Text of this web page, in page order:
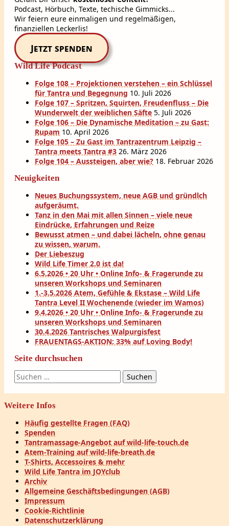
Podcast, Hörbuch, Texte, techische Gimmicks...
Wir feiern eure einmaligen und regelmäßigen,
finanziellen Leckerlis!
Jetzt spenden
Wild Life Podcast
Folge 108 – Projektionen verstehen – ein Schlüssel
für Tantra und Begegnung 10. Juli 2026
Folge 107 – Spritzen, Squirten, Freudenfluss – Die
Wunderwelt der weiblichen Säfte 5. Juli 2026
Folge 106 – Die Dynamische Meditation – zu Gast:
Rupam 10. April 2026
Folge 105 – Zu Gast im Tantrazentrum Leipzig –
Tantra meets Tantra #3 26. März 2026
Folge 104 – Aussteigen, aber wie? 18. Februar 2026
Neuigkeiten
Neues Buchungssystem, neue AGB und gründlch
aufgeräumt.
Tanz in den Mai mit allen Sinnen – viele neue
Eindrücke, Erfahrungen und Reize
Bewusst atmen – und dabei lächeln, ohne genau
zu wissen, warum.
Der Liebeszug
Wild Life Timer 2.0 ist da!
6.5.2026 • 20 Uhr • Online Info- & Fragerunde zu
unseren Workshops und Seminaren
1.-3.5.2026 Atem, Gefühle & Ekstase – Wild Life
Tantra Level II Wochenende (wieder im Wamos)
9.4.2026 • 20 Uhr • Online Info- & Fragerunde zu
unseren Workshops und Seminaren
30.4.2026 Tantrisches Walpurgisfest
FRAUENTAGS-AKTION: 33% auf Loving Body!
Seite durchsuchen
Suchen
nach:
Weitere Infos
Häufig gestellte Fragen (FAQ)
Spenden
Tantramassage-Angebot auf wild-life-touch.de
Atem-Training auf wild-life-breath.de
T-Shirts, Accessoires & mehr
Wild Life Tantra im JOYclub
Archiv
Allgemeine Geschäftsbedingungen (AGB)
Impressum
Cookie-Richtlinie
Datenschutzerklärung